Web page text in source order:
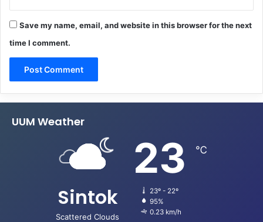
Save my name, email, and website in this browser for the next
time I comment.
UUM Weather
Sintok
Scattered Clouds
23 ℃
23º - 22º
95%
0.23 km/h